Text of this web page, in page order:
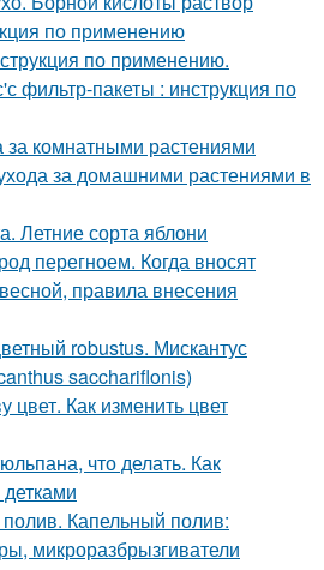
по применению
по применению.
фильтр-пакеты : инструкция по
за комнатными растениями
за домашними растениями в
Летние сорта яблони
перегноем. Когда вносят
правила внесения
robustus. Мискантус
sacchariflonis)
цвет. Как изменить цвет
что делать. Как
Капельный полив:
микроразбрызгиватели